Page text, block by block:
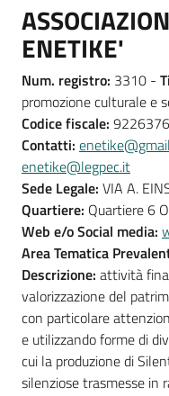
ENETIKE'
Num. registro: 3310 -
promozione culturale e
Codice fiscale:
Contatti:
enetike@legpec.it
Sede Legale: VIA A.
Quartiere: Quartiere 6
Web e/o Social media:
Area Tematica
Descrizione: attività
valorizzazione del
con particolare
e utilizzando forme di
cui la produzione di
silenziose trasmesse in